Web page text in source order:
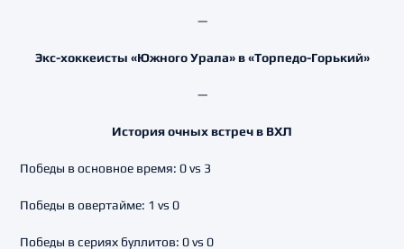
—
Экс-хоккеисты «Южного Урала» в «Торпедо-Горький»
—
История очных встреч в ВХЛ
Победы в основное время: 0 vs 3
Победы в овертайме: 1 vs 0
Победы в сериях буллитов: 0 vs 0